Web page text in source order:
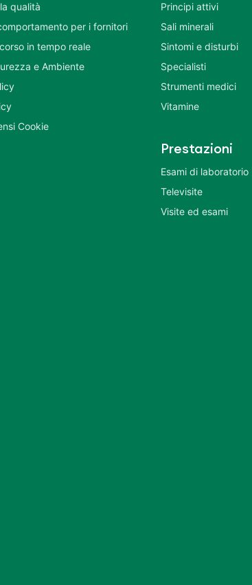
qualità
per i fornitori
in tempo reale
e Ambiente
Cookie
Principi attivi
Sali minerali
Sintomi e disturbi
Specialisti
Strumenti medici
Vitamine
Prestazioni
Esami di laboratorio
Televisite
Visite ed esami